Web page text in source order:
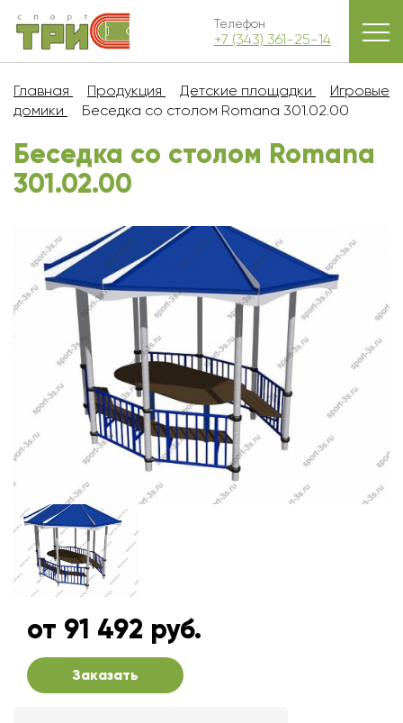
Телефон
+7 (343) 361-25-14
Главная Продукция Детские площадки
Игровые
домики
Беседка со столом Romana 301.02.00
Беседка со столом Romana
301.02.00
от 91 492 руб.
Заказать